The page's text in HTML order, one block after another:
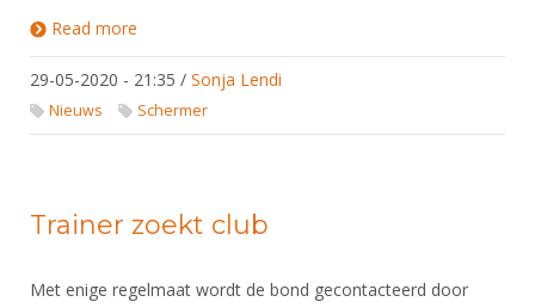
Read more
29-05-2020 - 21:35 / Sonja Lendi
Nieuws Schermer
Trainer zoekt club
Met enige regelmaat wordt de bond gecontacteerd door